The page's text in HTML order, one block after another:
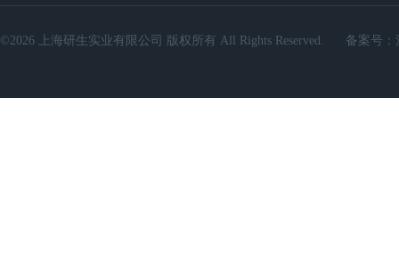
©2026 上海研生实业有限公司 版权所有 All Rights Reserved. 备案号：